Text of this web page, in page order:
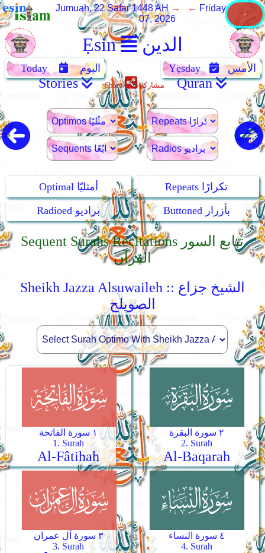
Ẹsin الدين
Jumuah, 22 Safar 1448 AH → ← Friday, August
07, 2026
Today اليوم Yẹsday الأمس
Stories Share مشاركة Quran
Optimal أمثليّا
Repeats تكرارًا
Radioed براديو
Buttoned بأزرار
Sequent Surahs Recitations تتابع السور
القرآن
Sheikh Jazza Alsuwaileh :: الشيخ جزاع
الصويلح
١ سورة الفاتحة
1. Surah
Al-Fâtihah
٢ سورة البقرة
2. Surah
Al-Baqarah
٣ سورة آل عمران
3. Surah
٤ سورة النساء
4. Surah